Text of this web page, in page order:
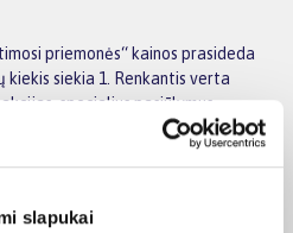
slapukai
priemonės“ kainos prasideda
kiekis siekia 1. Renkantis verta
specialius pasiūlymus,
pirkimo sąlygas, kad
jūsų poreikius atitinkantį
savybių filtrai padeda patogiai